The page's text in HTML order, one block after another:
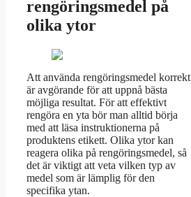
rengöringsmedel på
olika ytor
Att använda rengöringsmedel korrekt
är avgörande för att uppnå bästa
möjliga resultat. För att effektivt
rengöra en yta bör man alltid börja
med att läsa instruktionerna på
produktens etikett. Olika ytor kan
reagera olika på rengöringsmedel, så
det är viktigt att veta vilken typ av
medel som är lämplig för den
specifika ytan.